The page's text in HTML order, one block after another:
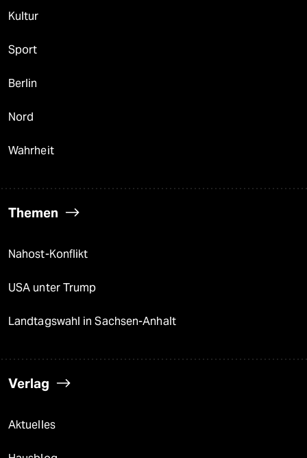
Kultur
Sport
Berlin
Nord
Wahrheit
Themen
Nahost-Konflikt
USA unter Trump
Landtagswahl in Sachsen-Anhalt
Verlag
Aktuelles